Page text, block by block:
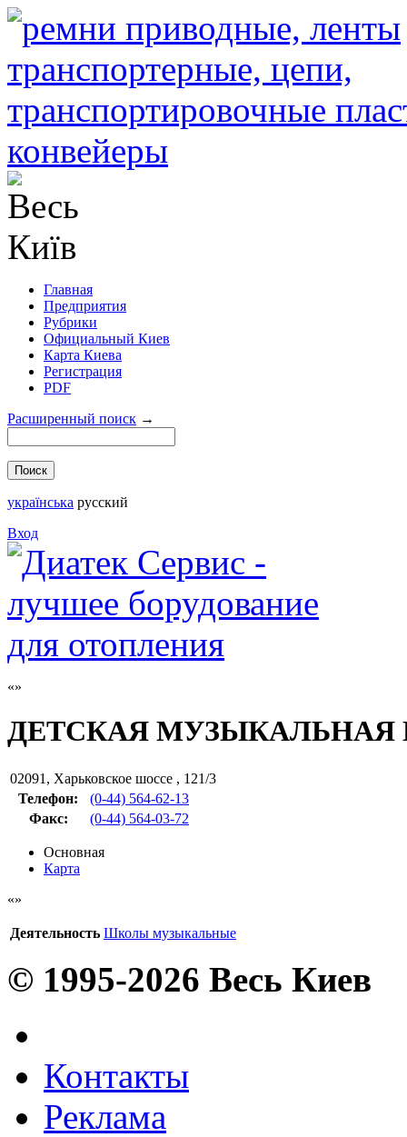
Главная
Предприятия
Рубрики
Официальный Киев
Карта Киева
Регистрация
PDF
Расширенный поиск →
українська русский
Вход
ДЕТСКАЯ МУЗЫКАЛЬНАЯ
02091 , Харьковское шоссе , 121/3
Телефон:
(0-44) 564-62-13
Факс: (0-44) 564-03-72
Основная
Карта
Деятельность Школы музыкальные
© 1995-2026 Весь Киев
Контакты
Реклама